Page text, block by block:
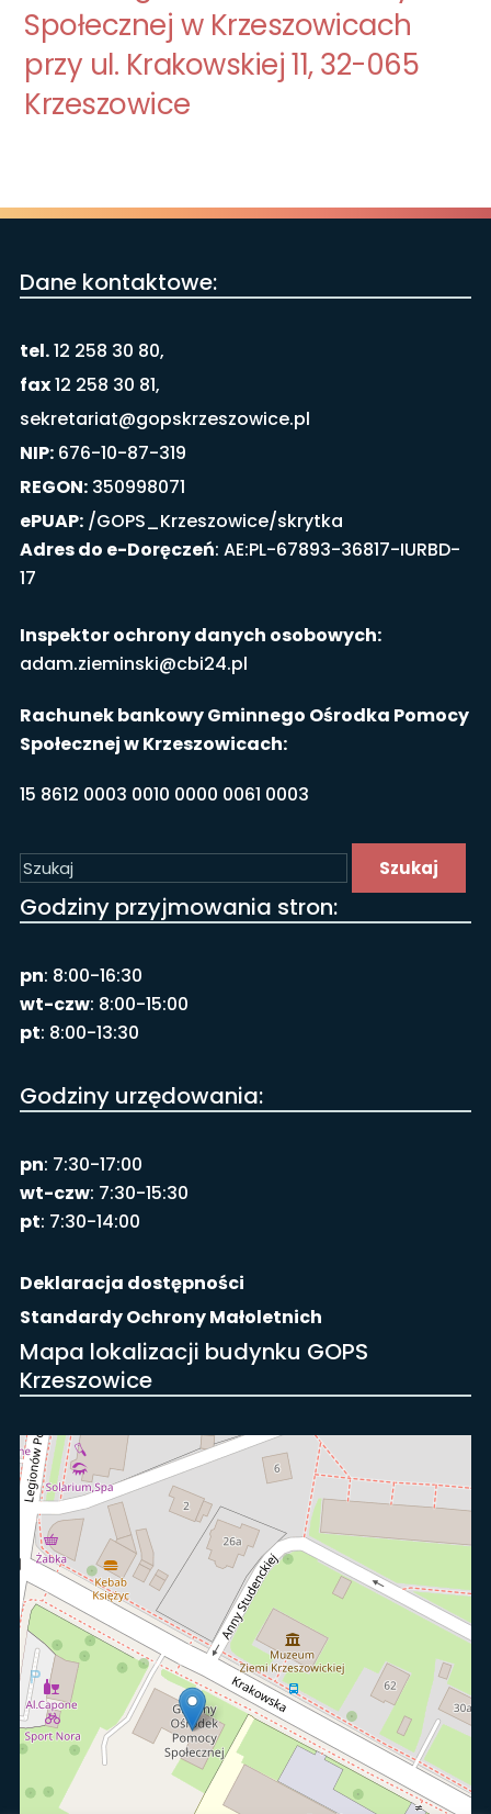
Społecznej w Krzeszowicach
przy ul. Krakowskiej 11, 32-065
Krzeszowice
Dane kontaktowe:
tel.12 258 30 80,
fax12 258 30 81,
sekretariat@gopskrzeszowice.pl
NIP:676-10-87-319
REGON:350998071
ePUAP:/GOPS_Krzeszowice/skrytka
Adres do e-Doręczeń: AE:PL-67893-36817-IURBD-
17
Inspektor ochrony danych osobowych:
adam.zieminski@cbi24.pl
Rachunek bankowy Gminnego Ośrodka Pomocy
Społecznej w Krzeszowicach:
15 8612 0003 0010 0000 0061 0003
Szukaj
Godziny przyjmowania stron:
pn: 8:00-16:30
wt-czw: 8:00-15:00
pt: 8:00-13:30
Godziny urzędowania:
pn: 7:30-17:00
wt-czw: 7:30-15:30
pt: 7:30-14:00
Deklaracja dostępności
Standardy Ochrony Małoletnich
Mapa lokalizacji budynku GOPS
Krzeszowice